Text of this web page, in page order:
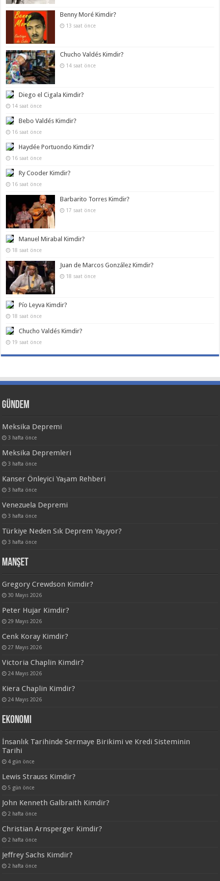
Benny Moré Kimdir?
13 saat önce
Chucho Valdés Kimdir?
14 saat önce
Diego el Cigala Kimdir?
14 saat önce
Bebo Valdés Kimdir?
16 saat önce
Haydée Portuondo Kimdir?
16 saat önce
Ry Cooder Kimdir?
16 saat önce
Barbarito Torres Kimdir?
17 saat önce
Manuel Mirabal Kimdir?
18 saat önce
Juan de Marcos González Kimdir?
18 saat önce
Pío Leyva Kimdir?
18 saat önce
Chucho Valdés Kimdir?
19 saat önce
Gündem
Meksika Depremi
3 hafta önce
Meksika Depremleri
3 hafta önce
Kanser Önleyici Yaşam Rehberi
3 hafta önce
Venezuela Depremi
3 hafta önce
Türkiye Neden Sık Deprem Yaşıyor?
3 hafta önce
Manşet
Gregory Crewdson Kimdir?
30 Mayıs 2026
Peter Hujar Kimdir?
29 Mayıs 2026
Cenk Koray Kimdir?
27 Mayıs 2026
Victoria Chaplin Kimdir?
24 Mayıs 2026
Kiera Chaplin Kimdir?
24 Mayıs 2026
Ekonomi
İnsanlık Tarihinde Sermaye Birikimi ve Kredi Sisteminin
Tarihi
4 gün önce
Lewis Strauss Kimdir?
5 gün önce
John Kenneth Galbraith Kimdir?
2 hafta önce
Christian Arnsperger Kimdir?
2 hafta önce
Jeffrey Sachs Kimdir?
2 hafta önce